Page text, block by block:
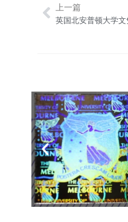
Prev
上一篇
英国北安普顿大学